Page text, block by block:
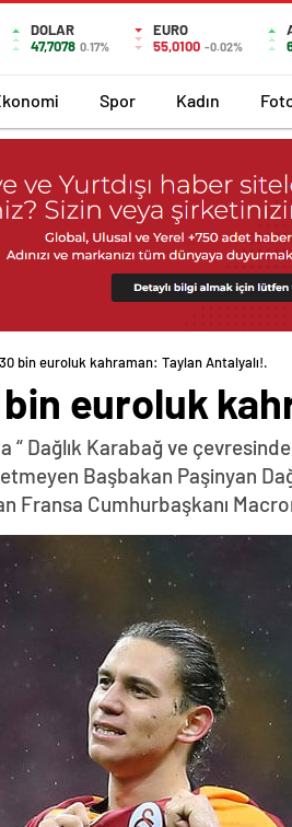
DOLAR
47,7078 0.17%
EURO
55,0100 -0.02%
Spor Kadın
bin euroluk kahraman: Taylan Antalyalı!.
bin euroluk
“ Dağlık Karabağ ve
etmeyen Başbakan Paşinyan
Fransa Cumhurbaşkanı